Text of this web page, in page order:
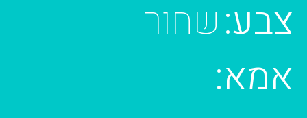
צבע:שחור
אמא: